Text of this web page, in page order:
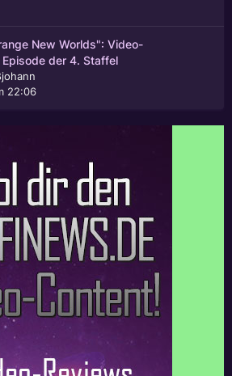
New Worlds": Video-
der 4. Staffel
22:06